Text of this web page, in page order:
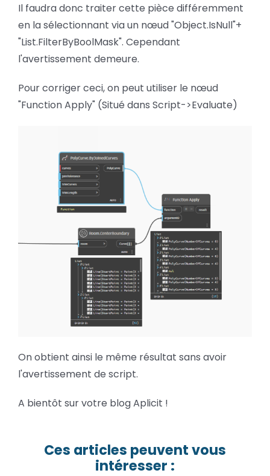
Il faudra donc traiter cette pièce différemment
en la sélectionnant via un nœud "Object.IsNull"+
"List.FilterByBoolMask". Cependant
l'avertissement demeure.
Pour corriger ceci, on peut utiliser le nœud
"Function Apply" (Situé dans Script->Evaluate)
On obtient ainsi le même résultat sans avoir
l'avertissement de script.
A bientôt sur votre blog Aplicit !
Ces articles peuvent vous
intéresser :